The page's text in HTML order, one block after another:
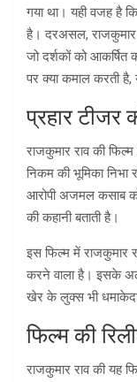
गया था। यही वजह है
है। दरअसल, राजकुमार
जो दर्शकों को
पर क्या कमाल करती है,
प्रहार टीजर
राजकुमार राव की
निकम की भूमिका
आरोपी अजमल कसाब
की कहानी बताती है।
इस फिल्म में राजकुमार
करने वाला है। इसके
खेर के लुक्स भी
फिल्म की
राजकुमार राव की यह